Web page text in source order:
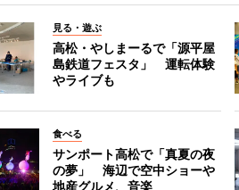
見る・遊ぶ
高松・やしまーるで「源平屋
島鉄道フェスタ」 運転体験
やライブも
食べる
サンポート高松で「真夏の夜
の夢」 海辺で空中ショーや
地産グルメ、音楽